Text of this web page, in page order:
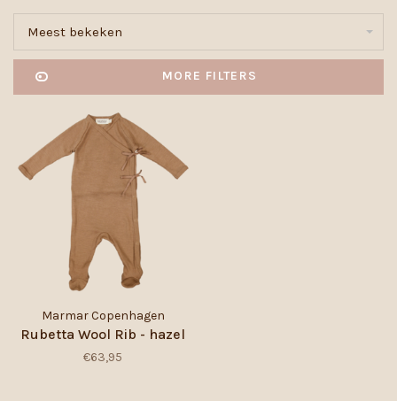
Meest bekeken
MORE FILTERS
Marmar Copenhagen
Rubetta Wool Rib - hazel
€63,95